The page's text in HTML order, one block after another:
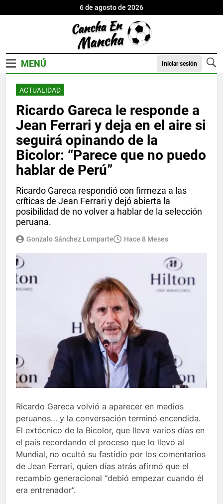
6 de agosto de 2026
Iniciar sesión
ACTUALIDAD
Ricardo Gareca le responde a
Jean Ferrari y deja en el aire si
seguirá opinando de la
Bicolor: “Parece que no puedo
hablar de Perú”
Ricardo Gareca respondió con firmeza a las
críticas de Jean Ferrari y dejó abierta la
posibilidad de no volver a hablar de la selección
peruana.
Gonzalo Sánchez Lomparte Hace 8 Meses
Ricardo Gareca volvió a aparecer en medios
peruanos… y la conversación terminó encendida.
El extécnico de la Bicolor, que lleva varios días en
el país recordando el proceso que lo llevó al
Mundial, no ocultó su fastidio por los comentarios
de Jean Ferrari, quien días atrás afirmó que el
recambio generacional “debió empezar cuando él
era entrenador”.